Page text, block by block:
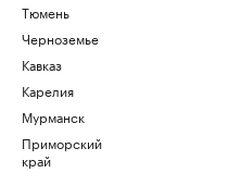
Тюмень
Черноземье
Кавказ
Карелия
Мурманск
Приморский
край